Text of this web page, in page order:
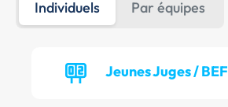
Individuels Par équipes
Jeunes Juges / BEF